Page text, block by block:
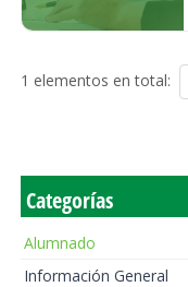
1 elementos en total:
Categorías
Alumnado
Información General